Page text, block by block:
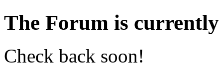
The Forum is
Check back soon!